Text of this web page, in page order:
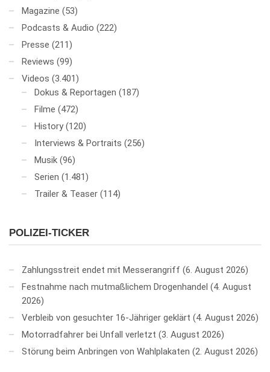
Magazine (53)
Podcasts & Audio (222)
Presse (211)
Reviews (99)
Videos (3.401)
Dokus & Reportagen (187)
Filme (472)
History (120)
Interviews & Portraits (256)
Musik (96)
Serien (1.481)
Trailer & Teaser (114)
POLIZEI-TICKER
Zahlungsstreit endet mit Messerangriff 6. August 2026
Festnahme nach mutmaßlichem Drogenhandel
4. August
2026
Verbleib von gesuchter 16-Jähriger geklärt
4. August 2026
Motorradfahrer bei Unfall verletzt 3. August 2026
Störung beim Anbringen von Wahlplakaten
2. August 2026